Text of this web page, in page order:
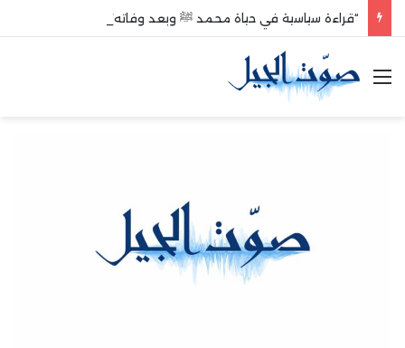
“قراءة سياسية في حياة محمد ﷺ وبعد وفاته”
القائمة